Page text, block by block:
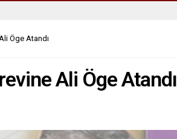
Öge Atandı
Ali Öge Atandı